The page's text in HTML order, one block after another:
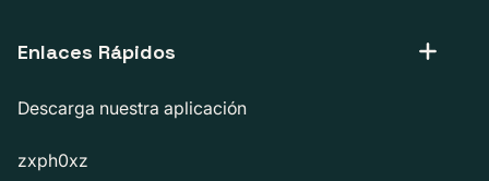
Enlaces Rápidos
Descarga nuestra aplicación
zxph0xz